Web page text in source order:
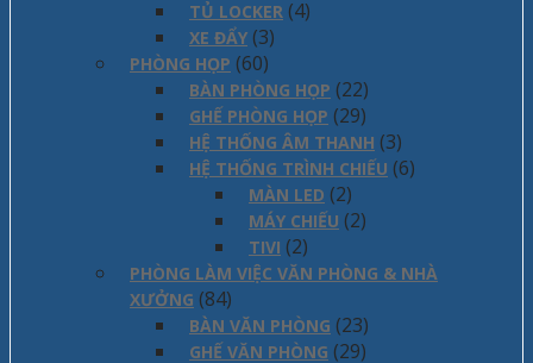
TỦ LOCKER (4)
XE ĐẨY (3)
PHÒNG HỌP (60)
BÀN PHÒNG HỌP (22)
GHẾ PHÒNG HỌP (29)
HỆ THỐNG ÂM THANH (3)
HỆ THỐNG TRÌNH CHIẾU (6)
MÀN LED (2)
MÁY CHIẾU (2)
TIVI (2)
PHÒNG LÀM VIỆC VĂN PHÒNG & NHÀ
XƯỞNG (84)
BÀN VĂN PHÒNG (23)
GHẾ VĂN PHÒNG (29)